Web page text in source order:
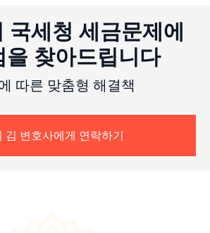
국세청 세금문제에
을 찾아드립니다
따른 맞춤형 해결책
김 변호사에게 연락하기